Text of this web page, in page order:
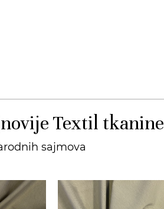
Textil tkanine
sajmova